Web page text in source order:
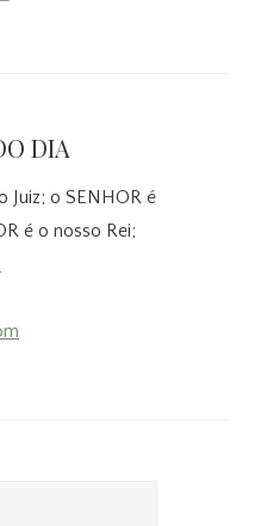
DIA
Juiz; o SENHOR é
é o nosso Rei;